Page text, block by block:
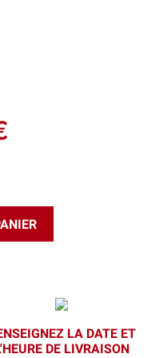
LA DATE ET
DE LIVRAISON